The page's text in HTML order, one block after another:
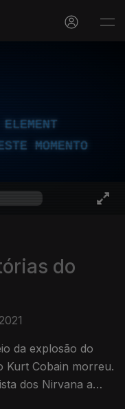
MOMENTO
do
da explosão do
Kurt Cobain morreu.
dos Nirvana a